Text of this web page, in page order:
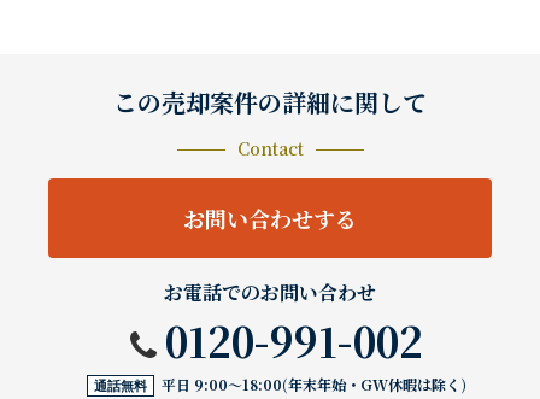
この売却案件の詳細に関して
Contact
お問い合わせする
お電話でのお問い合わせ
0120-991-002
通話無料 平日 9:00〜18:00(年末年始・GW休暇は除く)